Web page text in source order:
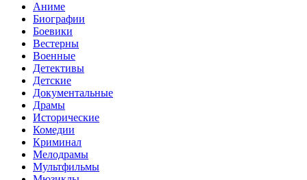
Аниме
Биографии
Боевики
Вестерны
Военные
Детективы
Детские
Документальные
Драмы
Исторические
Комедии
Криминал
Мелодрамы
Мультфильмы